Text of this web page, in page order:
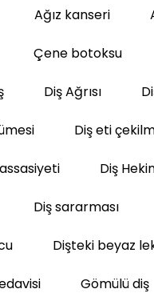
Ağız kanseri
Çene botoksu
Diş Ağrısı
Diş eti
Diş
Diş sararması
Dişteki beyaz
Gömülü diş